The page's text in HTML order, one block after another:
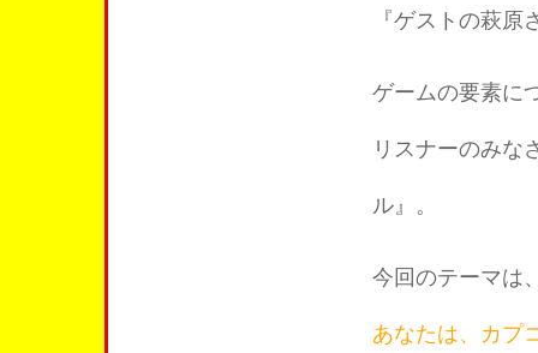
『ゲストの萩
ゲームの要素に
リスナーのみな
ル』。
今回のテーマは
あなたは、カプ